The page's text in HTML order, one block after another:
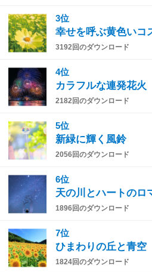
3位
幸せを呼ぶ黄色いコ
3192回のダウンロード
4位
カラフルな連発花火
2182回のダウンロード
5位
新緑に輝く風鈴
2056回のダウンロード
6位
天の川とハートのロ
1896回のダウンロード
7位
ひまわりの丘と青空
1824回のダウンロード